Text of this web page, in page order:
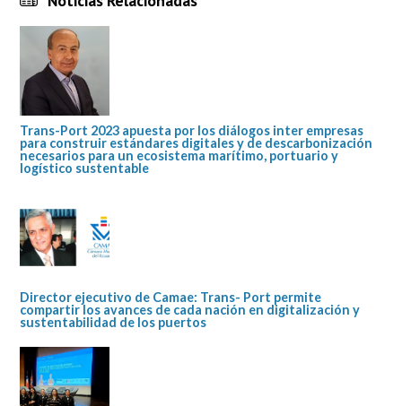
Trans-Port 2023 apuesta por los diálogos inter empresas
para construir estándares digitales y de descarbonización
necesarios para un ecosistema marítimo, portuario y
logístico sustentable
Director ejecutivo de Camae: Trans- Port permite
compartir los avances de cada nación en digitalización y
sustentabilidad de los puertos